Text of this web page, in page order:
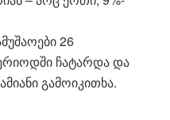
26
ჩატარდა და
გამოიკითხა.